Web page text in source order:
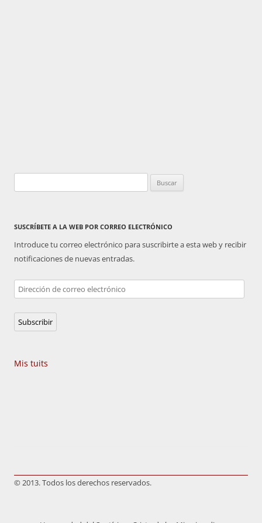
SUSCRÍBETE A LA WEB POR CORREO ELECTRÓNICO
Introduce tu correo electrónico para suscribirte a esta web y recibir
notificaciones de nuevas entradas.
Dirección
de
correo
electrónico
Subscribir
Mis tuits
© 2013. Todos los derechos reservados.